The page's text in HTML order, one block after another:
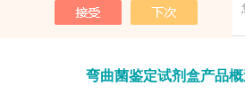
弯曲菌鉴定试剂盒产品